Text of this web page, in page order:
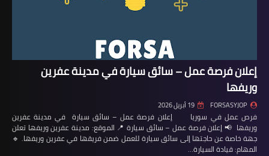
إعلان فرصة عمل – سائق سيارة في مدينة عفرين
وريفها
FORSASYJOP 19 أبريل 2026
فرص عمل في سوريا إعلان فرصة عمل – سائق سيارة في مدينة عفرين
وريفها 📢 إعلان فرصة عمل – سائق سيارة 📍 الموقع: مدينة عفرين وريفها تعلن
جهة خاصة عن حاجتها إلى سائق سيارة للعمل ضمن فريقها في عفرين وريفها. 🔹
المهام: قيادة السيارة…